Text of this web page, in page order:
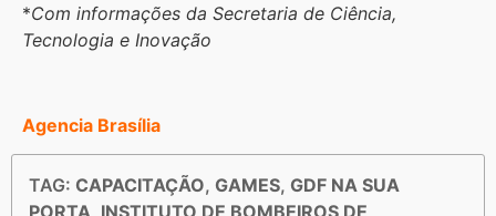
*Com informações da Secretaria de Ciência,
Tecnologia e Inovação
Agencia Brasília
TAG: CAPACITAÇÃO, GAMES, GDF NA SUA
PORTA INSTITUTO DE BOMBEIROS DE